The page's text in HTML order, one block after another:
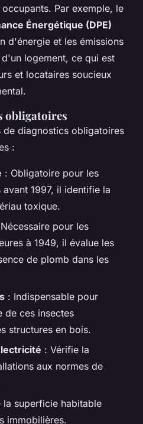
Par exemple, le
Énergétique (DPE)
d'énergie et les émissions
logement, ce qui est
et locataires soucieux
obligatoires
de diagnostics obligatoires
:
: Obligatoire pour les
1997, il identifie la
toxique.
pour les
à 1949, il évalue les
de plomb dans les
: Indispensable pour
de ces insectes
structures en bois.
: Vérifie la
aux normes de
la superficie habitable
immobilières.